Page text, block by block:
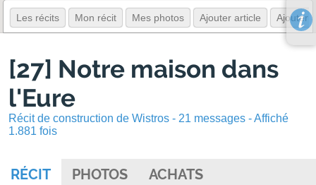
Les récits Mon récit Mes photos Ajouter article Ajouter
[27] Notre maison dans
l'Eure
Récit de construction de Wistros - 21 messages - Affiché
1.881 fois
RÉCIT PHOTOS ACHATS